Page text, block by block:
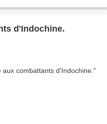
d'Indochine.